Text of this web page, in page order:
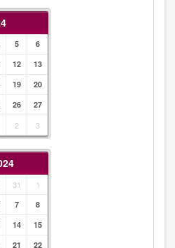
5
6
12
13
19
20
26
27
2 3
31 1
7
8
14
15
21
22